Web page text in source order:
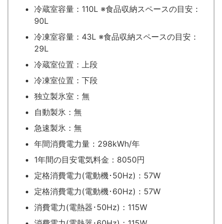
冷蔵室容量：110L ※食品収納スペースの目安：
90L
冷凍室容量：43L ※食品収納スペースの目安：
29L
冷蔵室位置：上段
冷凍室位置：下段
独立製氷室：無
自動製氷：無
急速製氷：無
年間消費電力量：298kWh/年
1年間の目安電気料金：8050円
定格消費電力(電動機･50Hz)：57W
定格消費電力(電動機･60Hz)：57W
消費電力(電熱器･50Hz)：115W